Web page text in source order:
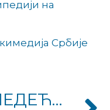
на
Србије
СЛЕДЕЋИ ЧЛАНАК